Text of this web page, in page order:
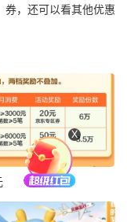
券，还可以看其他优惠
X